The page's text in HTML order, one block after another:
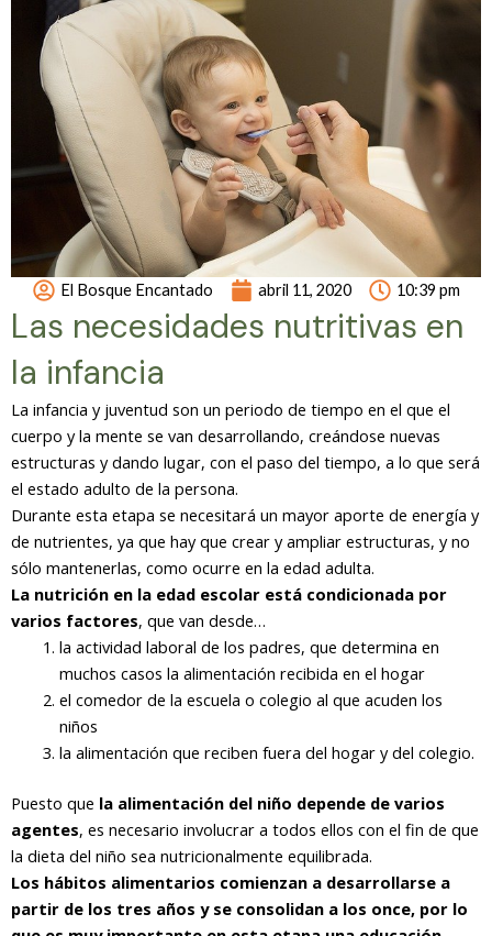
El Bosque Encantado abril 11, 2020 10:39 pm
Las necesidades nutritivas en
la infancia
La infancia y juventud son un periodo de tiempo en el que el
cuerpo y la mente se van desarrollando, creándose nuevas
estructuras y dando lugar, con el paso del tiempo, a lo que será
el estado adulto de la persona.
Durante esta etapa se necesitará un mayor aporte de energía y
de nutrientes, ya que hay que crear y ampliar estructuras, y no
sólo mantenerlas, como ocurre en la edad adulta.
La nutrición en la edad escolar está condicionada por
varios factores, que van desde…
la actividad laboral de los padres, que determina en
muchos casos la alimentación recibida en el hogar
el comedor de la escuela o colegio al que acuden los
niños
la alimentación que reciben fuera del hogar y del colegio.
Puesto que la alimentación del niño depende de varios
agentes, es necesario involucrar a todos ellos con el fin de que
la dieta del niño sea nutricionalmente equilibrada.
Los hábitos alimentarios comienzan a desarrollarse a
partir de los tres años y se consolidan a los once, por lo